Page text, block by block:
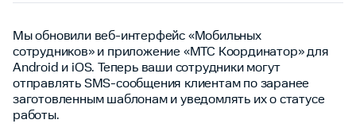
Мы обновили веб-интерфейс «Мобильных
сотрудников» и приложение «МТС Координатор» для
Android и iOS. Теперь ваши сотрудники могут
отправлять SMS-сообщения клиентам по заранее
заготовленным шаблонам и уведомлять их о статусе
работы.